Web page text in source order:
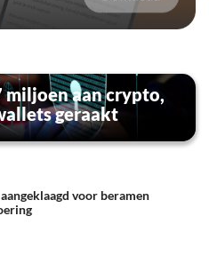
miljoen aan crypto,
geraakt
voor beramen